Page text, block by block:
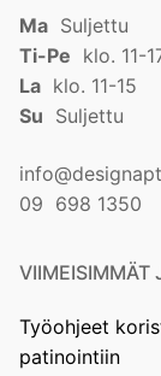
Ma Suljettu
Ti-Pe klo. 11-
La klo. 11-15
Su Suljettu
09 698 1350
VIIMEISIMMÄT
Työohjeet
patinointiin